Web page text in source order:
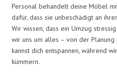
Personal behandelt deine Möbel
dafür, dass sie unbeschädigt an
Wir wissen, dass ein Umzug
wir uns um alles – von der Planung
kannst dich entspannen, während
kümmern.